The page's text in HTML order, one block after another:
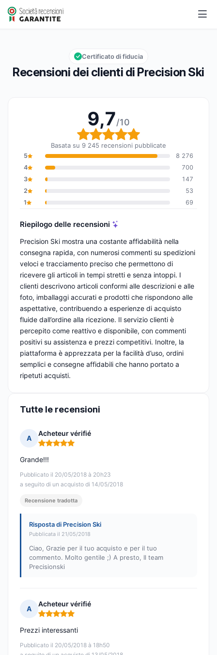
Precision Ski
Valutazione globale: 9,7 su 10
9,7/10
Recensioni dei clienti di Precision Ski
Certificato di fiducia
9,7/10
Valutazione globale:
Basata su 9 245 recensioni pubblicate
5
8 276
4
700
3
147
2
53
1
69
Riepilogo delle recensioni
Precision Ski mostra una costante affidabilità nella
consegna rapida, con numerosi commenti su spedizioni
veloci e tracciamento preciso che permettono di
ricevere gli articoli in tempi stretti e senza intoppi. I
clienti descrivono articoli conformi alle descrizioni e alle
foto, imballaggi accurati e prodotti che rispondono alle
aspettative, contribuendo a esperienze di acquisto
fluide dall’ordine alla ricezione. Il servizio clienti è
percepito come reattivo e disponibile, con commenti
positivi su assistenza e prezzi competitivi. Inoltre, la
piattaforma è apprezzata per la facilità d’uso, ordini
semplici e consegne affidabili che hanno portato a
ripetuti acquisti.
Tutte le recensioni
A
Acheteur vérifié
Nota: 5 su 5
Pubblicato il 20/05/2018 à 20h23
a seguito di un acquisto di 14/05/2018
Grande!!!
Recensione tradotta
Risposta di Precision Ski
Pubblicata il 21/05/2018
Ciao, Grazie per il tuo acquisto e per il tuo
commento. Molto gentile ;) A presto, Il team
Precisionski
A
Acheteur vérifié
Nota: 5 su 5
Pubblicato il 20/05/2018 à 18h50
Prezzi interessanti